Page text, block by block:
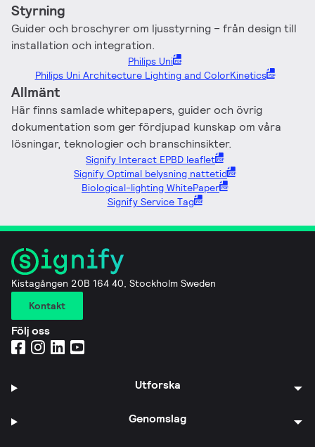
Styrning
Guider och broschyrer om ljusstyrning – från design till
installation och integration.
Philips Uni
Philips Uni Architecture Lighting and ColorKinetics
Allmänt
Här finns samlade whitepapers, guider och övrig
dokumentation som ger fördjupad kunskap om våra
lösningar, teknologier och branschinsikter.
Signify Interact EPBD leaflet
Signify Optimal belysning nattetid
Biological-lighting WhitePaper
Signify Service Tag
Kistagången 20B 164 40, Stockholm Sweden
Kontakt
Följ oss
Utforska
Genomslag